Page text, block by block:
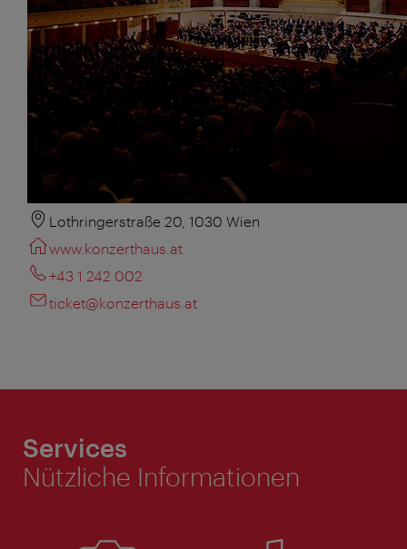
Lothringerstraße 20, 1030 Wien
www.konzerthaus.at
+43 1 242 002
ticket@konzerthaus.at
Services
Nützliche Informationen